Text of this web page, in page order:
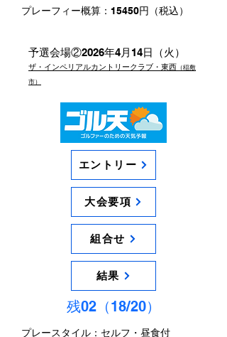
​プレーフィー概算：15450円（税込）
予選会場②2026年4月14日（火）
ザ・インペリアルカントリークラブ・東西 （稲敷
市）
エントリー
大会要項
組合せ
結果
残02（18/20）
プレースタイル：セルフ・昼食付